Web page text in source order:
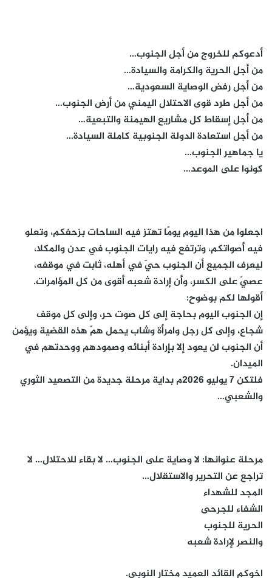
أدعوكم للخروج من أجل الجنوب…
من أجل الحرية والكرامة والسيادة…
من أجل رفض الوصاية السعودية…
من أجل طرد قوى الاحتلال اليمني من أرض الجنوب…
من أجل إسقاط كل مشاريع الهيمنة والتبعية…
من أجل استعادة الدولة الجنوبية كاملة السيادة…
يا جماهير الجنوب…
كونوا على الموعد…
اجعلوا من هذا اليوم يومًا تهتز فيه الساحات بزحفكم، وتعلو
فيه أصواتكم، وترتفع فيه رايات الجنوب في عدن والمكلا،
ليعرف الجميع أن الجنوب حيّ في أهله، ثابت في موقفه،
عصيّ على الكسر، وأن إرادة شعبه أقوى من كل المؤامرات.
أقولها لكم بوضوح:
إن الجنوب اليوم بحاجة إلى كل صوت حر، وإلى كل موقف
شجاع، وإلى كل رجل وامرأة وشاب يحمل همّ هذه القضية ويؤمن
أن الجنوب لن يعود إلا بإرادة أبنائه وصمودهم ووحدتهم في
الميدان.
فلتكن 7 يوليو 2026م بداية مرحلة جديدة من التصعيد الثوري
والشعبي…
مرحلة عنوانها: لا وصاية على الجنوب… لا بقاء للاحتلال… لا
تراجع عن التحرير والاستقلال…
المجد للشهداء
الشفاء للجرحى
الحرية للجنوب
والنصر لإرادة شعبه
اخوكم القائد العميد مختار النوبي.